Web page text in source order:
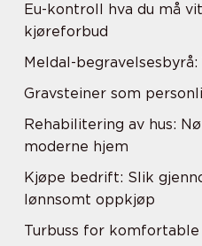
Eu-kontroll hva du må
kjøreforbud
Meldal-
Gravsteiner som
Rehabilitering av hus:
moderne hjem
Kjøpe bedrift: Slik
lønnsomt oppkjøp
Turbuss for